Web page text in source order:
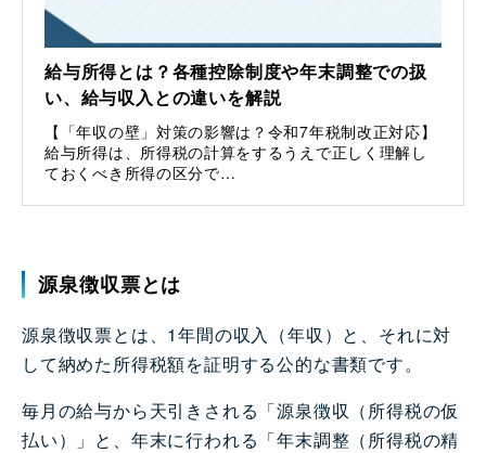
給与所得とは？各種控除制度や年末調整での扱
い、給与収入との違いを解説
【「年収の壁」対策の影響は？令和7年税制改正対応】
給与所得は、所得税の計算をするうえで正しく理解し
ておくべき所得の区分で…
源泉徴収票とは
源泉徴収票とは、1年間の収入（年収）と、それに対
して納めた所得税額を証明する公的な書類です。
毎月の給与から天引きされる「源泉徴収（所得税の仮
払い）」と、年末に行われる「年末調整（所得税の精